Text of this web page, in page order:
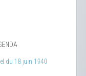
du 18 juin 1940